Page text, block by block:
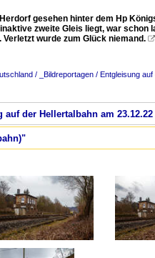
gesehen hinter dem Hp
zweite Gleis liegt, war
wurde zum Glück niemand. 
/ _Bildreportagen / Entgleisung
der Hellertalbahn am